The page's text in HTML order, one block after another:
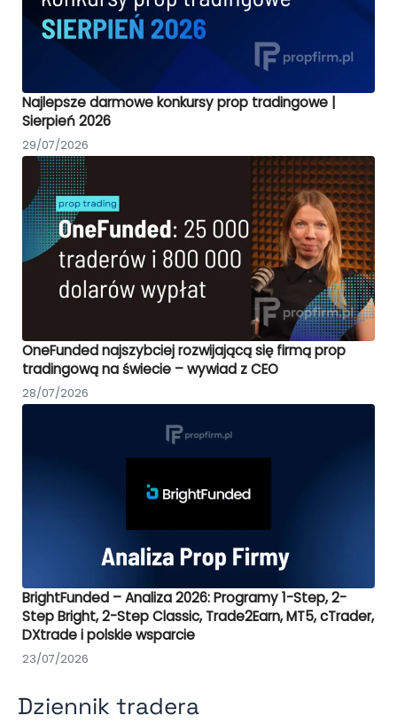
Najlepsze darmowe konkursy prop tradingowe |
Sierpień 2026
29/07/2026
OneFunded najszybciej rozwijającą się firmą prop
tradingową na świecie – wywiad z CEO
28/07/2026
BrightFunded – Analiza 2026: Programy 1-Step, 2-
Step Bright, 2-Step Classic, Trade2Earn, MT5, cTrader,
DXtrade i polskie wsparcie
23/07/2026
Dziennik tradera